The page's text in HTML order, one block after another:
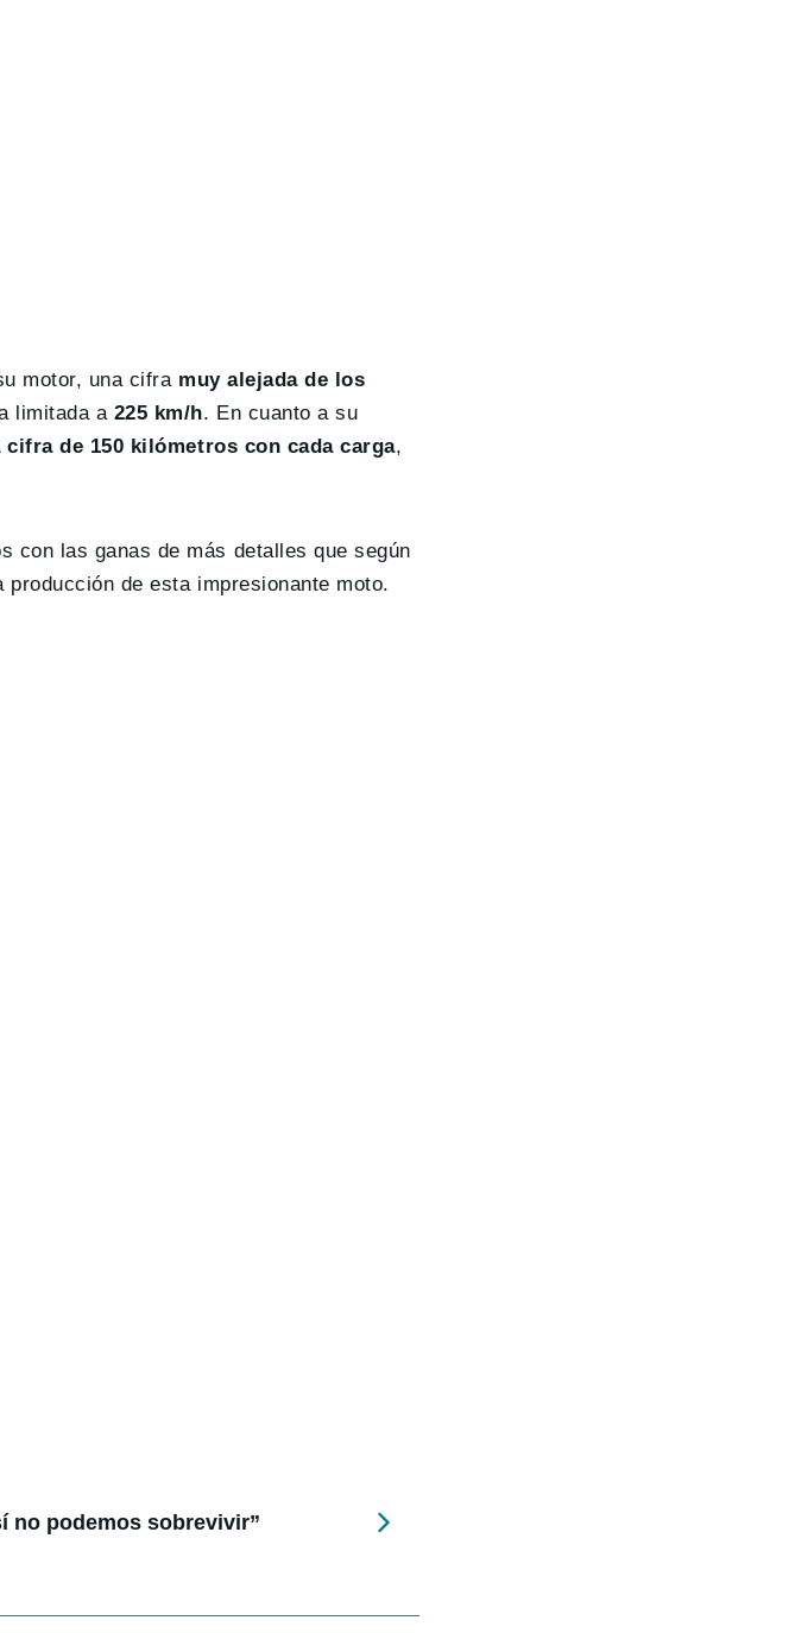
motor, una cifra muy alejada de los
limitada a 225 km/h. En cuanto a su
de 150 kilómetros con cada carga,
con las ganas de más detalles que según
de esta impresionante moto.
no podemos sobrevivir”